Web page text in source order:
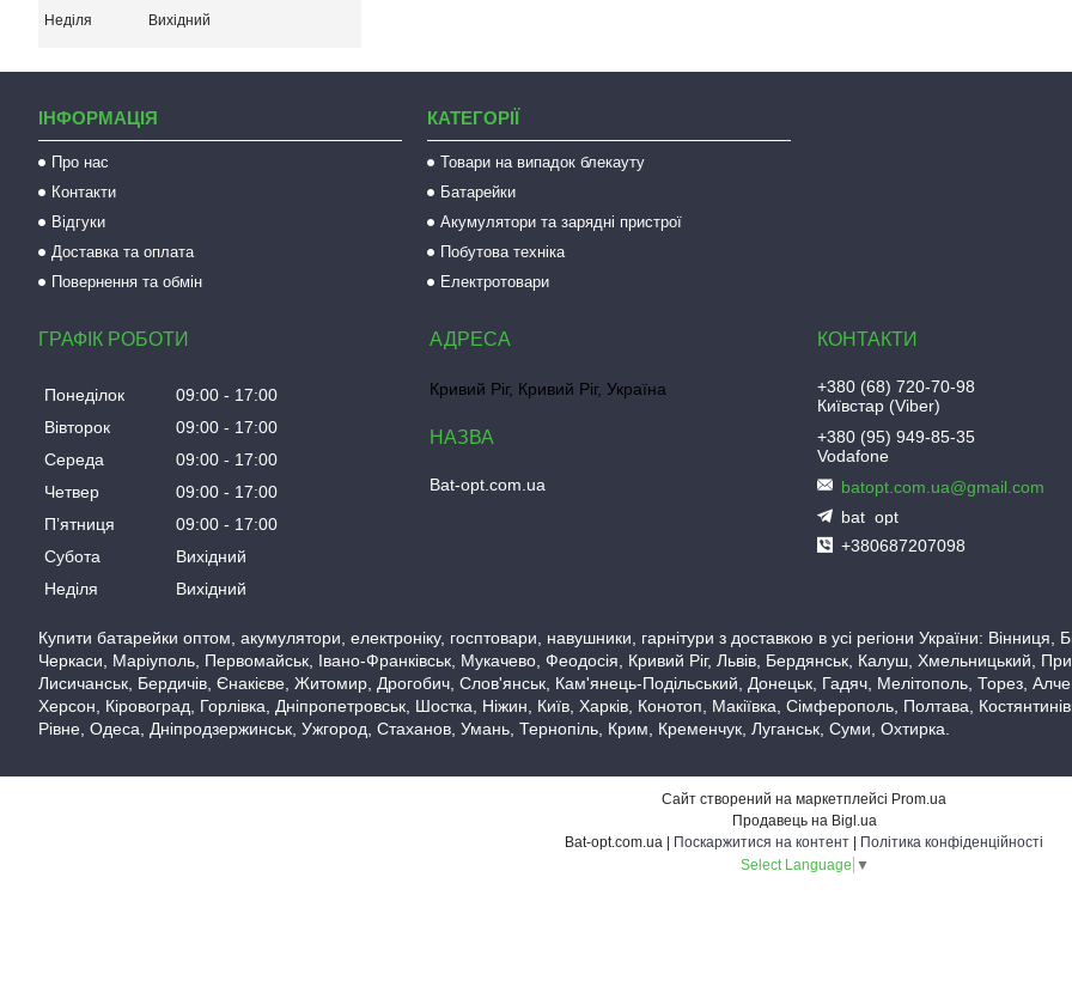
Неділя
Вихідний
ІНФОРМАЦІЯ
Про нас
Контакти
Відгуки
Доставка та оплата
Повернення та обмін
КАТЕГОРІЇ
Товари на випадок блекауту
Батарейки
Акумулятори та зарядні пристрої
Побутова техніка
Електротовари
ГРАФІК РОБОТИ
Понеділок 09:00
17:00
Вівторок
09:00
17:00
Середа
09:00
17:00
Четвер
09:00
17:00
Пʼятниця
09:00
17:00
Субота
Вихідний
Неділя
Вихідний
Кривий Ріг, Кривий Ріг, Україна
Bat-opt.com.ua
+380 (68) 720-70-98
Київстар (Viber)
+380 (95) 949-85-35
Vodafone
batopt.com.ua@gmail.com
bat_opt
+380687207098
Купити батарейки оптом, акумулятори, електроніку, госптовари, навушники, гарнітури з доставкою в усі регіони України:
Черкаси, Маріуполь, Первомайськ, Івано-Франківськ, Мукачево, Феодосія, Кривий Ріг, Львів, Бердянськ, Калуш, Хмельницький,
Лисичанськ, Бердичів, Єнакієве, Житомир, Дрогобич, Слов'янськ, Кам'янець-Подільський, Донецьк, Гадяч, Мелітополь, Торез,
Херсон, Кіровоград, Горлівка, Дніпропетровськ, Шостка, Ніжин, Київ, Харків, Конотоп, Макіївка, Сімферополь, Полтава,
Рівне, Одеса, Дніпродзержинськ, Ужгород, Стаханов, Умань, Тернопіль, Крим, Кременчук, Луганськ, Суми, Охтирка.
Сайт створений на маркетплейсі Prom.ua
Продавець на Bigl.ua
Поскаржитися на контент
Політика конфіденційності
Select Language ▼